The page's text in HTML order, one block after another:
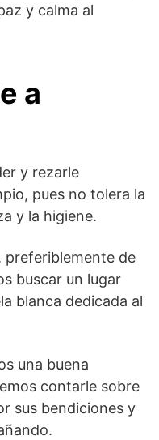
y calma al
a
y rezarle
pues no tolera la
y la higiene.
preferiblemente de
buscar un lugar
blanca dedicada al
una buena
contarle sobre
sus bendiciones y